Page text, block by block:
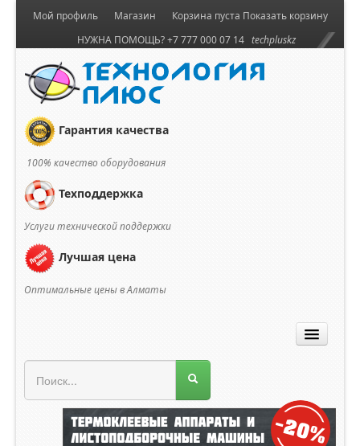
Корзина пуста Показать корзину
Мой профиль
Магазин
НУЖНА ПОМОЩЬ? +7 777 000 07 14 techpluskz
Гарантия качества
100% качество оборудования
Техподдержка
Услуги технической поддержки
Лучшая цена
Оптимальные цены в Алматы